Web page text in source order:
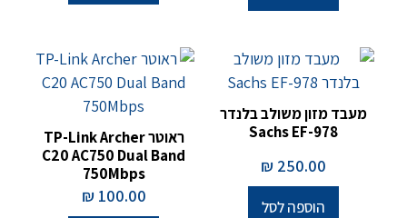
מעבד מזון משולב בלנדר
Sachs EF-978
250.00
₪
הוספה לסל
ראוטר TP-Link Archer
C20 AC750 Dual Band
750Mbps
100.00
₪